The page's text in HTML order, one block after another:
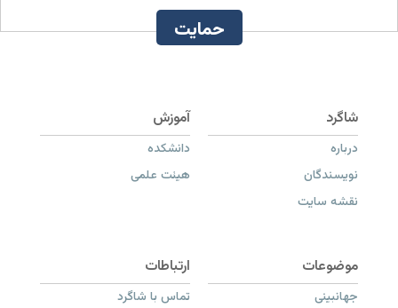
حمایت
درباره
نویسندگان
نقشه سایت
دانشکده
هیئت علمی
جهانبینی
تماس با شاگرد